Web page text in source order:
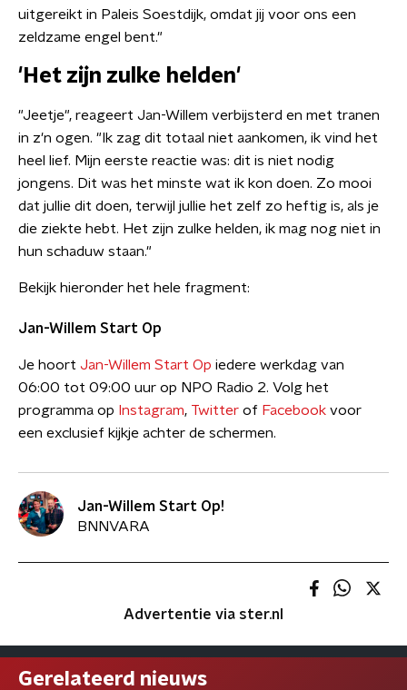
uitgereikt in Paleis Soestdijk, omdat jij voor ons een
zeldzame engel bent."
'Het zijn zulke helden'
"Jeetje", reageert Jan-Willem verbijsterd en met tranen
in z'n ogen. "Ik zag dit totaal niet aankomen, ik vind het
heel lief. Mijn eerste reactie was: dit is niet nodig
jongens. Dit was het minste wat ik kon doen. Zo mooi
dat jullie dit doen, terwijl jullie het zelf zo heftig is, als je
die ziekte hebt. Het zijn zulke helden, ik mag nog niet in
hun schaduw staan."
Bekijk hieronder het hele fragment:
Jan-Willem Start Op
Je hoort Jan-Willem Start Op iedere werkdag van
06:00 tot 09:00 uur op NPO Radio 2. Volg het
programma op Instagram, Twitter of Facebook voor
een exclusief kijkje achter de schermen.
Jan-Willem Start Op!
BNNVARA
Advertentie via ster.nl
Gerelateerd nieuws